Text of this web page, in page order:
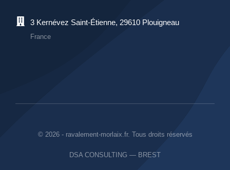
3 Kernévez Saint-Étienne, 29610 Plouigneau
France
© 2026 - ravalement-morlaix.fr. Tous droits réservés
DSA CONSULTING — BREST